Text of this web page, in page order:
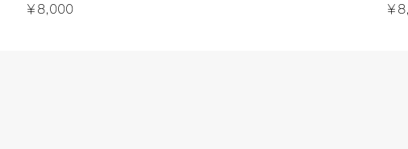
価格
￥8,000
価格
￥